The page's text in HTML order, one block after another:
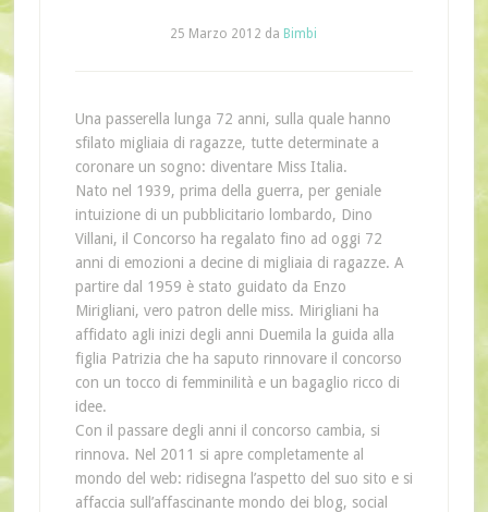
25 Marzo 2012 da Bimbi
Una passerella lunga 72 anni, sulla quale hanno
sfilato migliaia di ragazze, tutte determinate a
coronare un sogno: diventare Miss Italia.
Nato nel 1939, prima della guerra, per geniale
intuizione di un pubblicitario lombardo, Dino
Villani, il Concorso ha regalato fino ad oggi 72
anni di emozioni a decine di migliaia di ragazze. A
partire dal 1959 è stato guidato da Enzo
Mirigliani, vero patron delle miss. Mirigliani ha
affidato agli inizi degli anni Duemila la guida alla
figlia Patrizia che ha saputo rinnovare il concorso
con un tocco di femminilità e un bagaglio ricco di
idee.
Con il passare degli anni il concorso cambia, si
rinnova. Nel 2011 si apre completamente al
mondo del web: ridisegna l’aspetto del suo sito e si
affaccia sull’affascinante mondo dei blog, social